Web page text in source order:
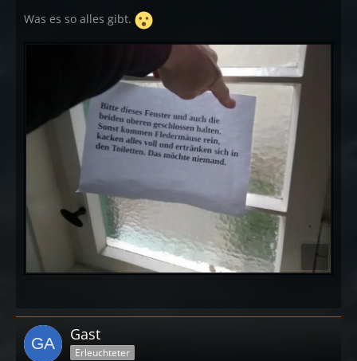
Was es so alles gibt.
Gast
Erleuchteter